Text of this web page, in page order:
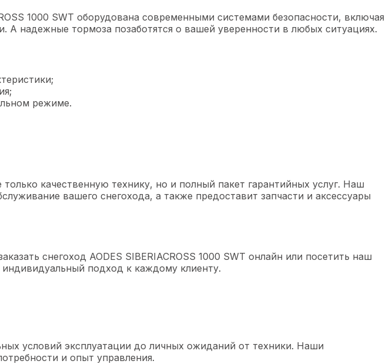
1000 SWT оборудована современными системами безопасности, включая
надежные тормоза позаботятся о вашей уверенности в любых ситуациях.
режиме.
качественную технику, но и полный пакет гарантийных услуг. Наш
вашего снегохода, а также предоставит запчасти и аксессуары
снегоход AODES SIBERIACROSS 1000 SWT онлайн или посетить наш
подход к каждому клиенту.
условий эксплуатации до личных ожиданий от техники. Наши
и опыт управления.